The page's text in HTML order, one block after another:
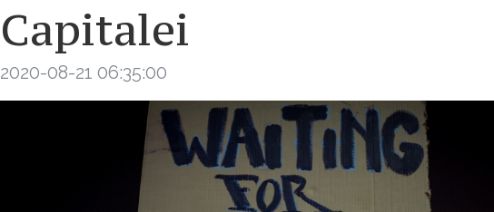
Capitalei
2020-08-21 06:35:00